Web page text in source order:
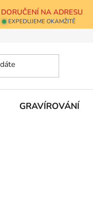
DORUČENÍ NA ADRESU
EXPEDUJEME OKAMŽITĚ
GRAVÍROVÁNÍ